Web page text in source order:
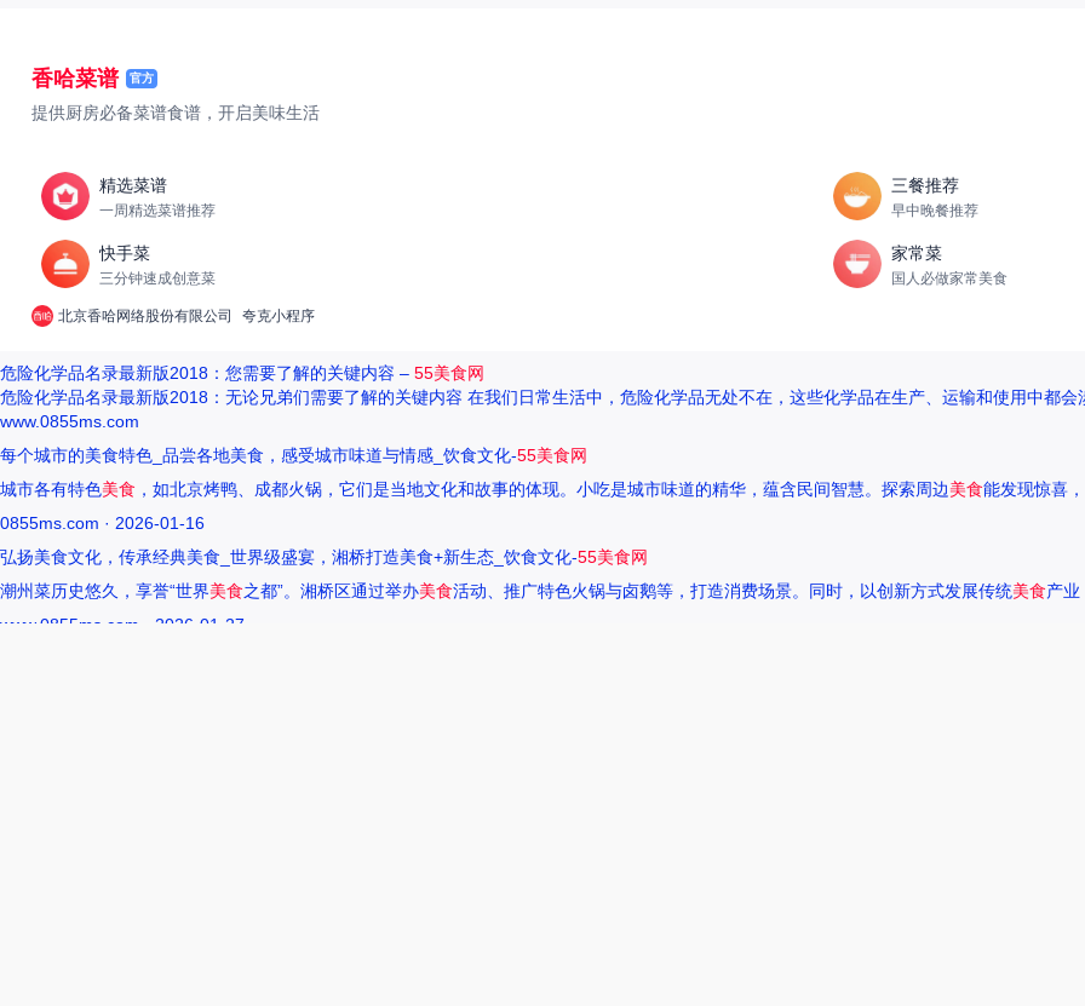
香哈菜谱 官方
提供厨房必备菜谱食谱，开启美味生活
精选菜谱
一周精选菜谱推荐
三餐推荐
早中晚餐推荐
快手菜
三分钟速成创意菜
家常菜
国人必做家常美食
北京香哈网络股份有限公司 夸克小程序
危险化学品名录最新版2018：您需要了解的关键内容 – 55美食网
危险化学品名录最新版2018：无论兄弟们需要了解的关键内容 在我们日常生活中，危险化学品无处不在，这些化学品在生产、运输和使用中都
www.0855ms.com
每个城市的美食特色_品尝各地美食，感受城市味道与情感_饮食文化-55美食网
城市各有特色美食 ，如北京烤鸭、成都火锅，它们是当地文化和故事的体现。小吃是城市味道的精华，蕴含民间智慧。探索周边美食能发现惊喜
0855ms.com · 2026-01-16
弘扬美食文化，传承经典美食_世界级盛宴，湘桥打造美食+新生态_饮食文化-55美食网
潮州菜历史悠久，享誉“世界美食之都”。湘桥区通过举办美食活动、推广特色火锅与卤鹅等，打造消费场景。同时，以创新方式发展传统美食产业
www.0855ms.com · 2026-01-27